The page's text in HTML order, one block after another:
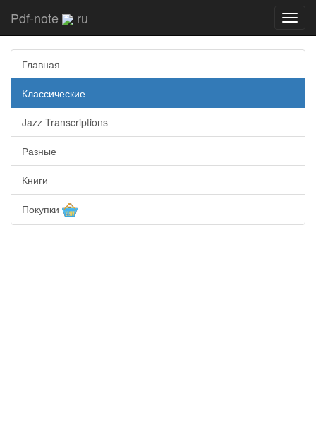
Pdf-note ru
Главная
Классические
Jazz Transcriptions
Разные
Книги
Покупки